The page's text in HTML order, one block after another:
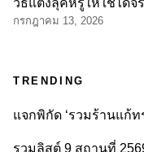
วิธีแต่งลุคหรูให้ใช้ได้จ
กรกฎาคม 13, 2026
TRENDING
แจกพิกัด ‘รวมร้านแก้ท
รวมลิสต์ 9 สถานที่